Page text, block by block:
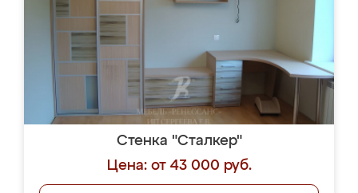
Стенка "Сталкер"
Цена: от 43 000 руб.